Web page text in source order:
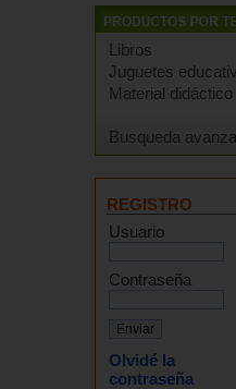
Libros
Juguetes
Material didáctico
Busqueda
REGISTRO
Usuario
Contraseña
Olvidé la
contraseña